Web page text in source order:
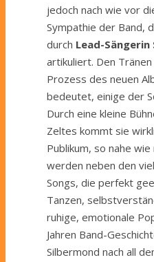
jedoch nach wie vor
Sympathie der Band,
durch Lead-
artikuliert. Den
Prozess des neuen
bedeutet, einige der
Durch eine kleine
Zeltes kommt sie
Publikum, so nahe
werden neben den
Songs, die perfekt
Tanzen,
ruhige, emotionale
Jahren Band-
Silbermond nach all